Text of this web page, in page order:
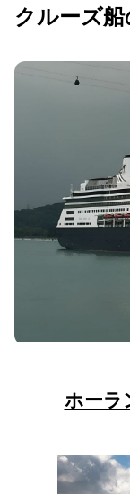
クルーズ
ホーラ